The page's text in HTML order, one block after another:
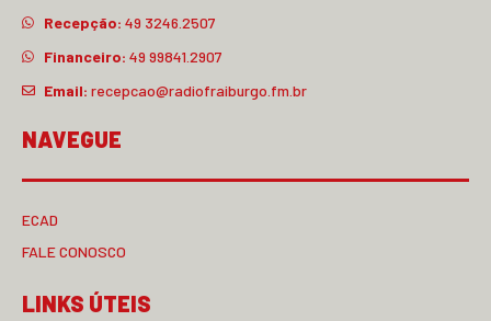
Recepção: 49 3246.2507
Financeiro: 49 99841.2907
Email: recepcao@radiofraiburgo.fm.br
NAVEGUE
ECAD
FALE CONOSCO
LINKS ÚTEIS